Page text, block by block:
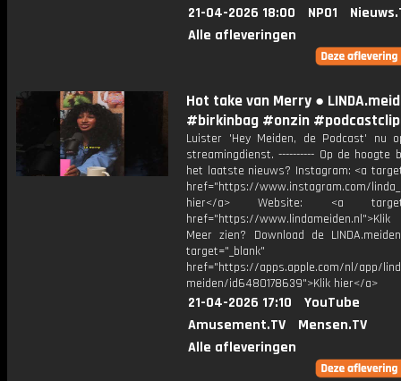
21-04-2026 18:00 NPO1
Alle afleveringen
Hot take van Merry ●
#birkinbag #onzin
Luister 'Hey Meiden, de Podcast' nu
streamingdienst. ---------- Op de hoogte
het laatste nieuws? Instagram: <a
href="https://www.instagram.com/
hier</a> Website: <a
href="https://
Meer zien? Download de
target="_blank"
href="https://apps.apple.com/nl/app/
meiden/id6480178639">Klik hier</a>
21-04-2026 17:10
YouTube
Amusement.TV
Mensen.TV
Alle afleveringen